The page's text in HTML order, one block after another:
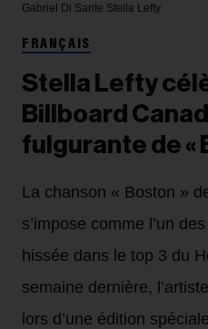
Gabriel Di Sante Stella Lefty
FRANÇAIS
Stella Lefty
Billboard
fulgurante de «
La chanson « Boston »
s’impose comme l’un
hissée dans le top 3 du
semaine dernière,
lors d’une édition